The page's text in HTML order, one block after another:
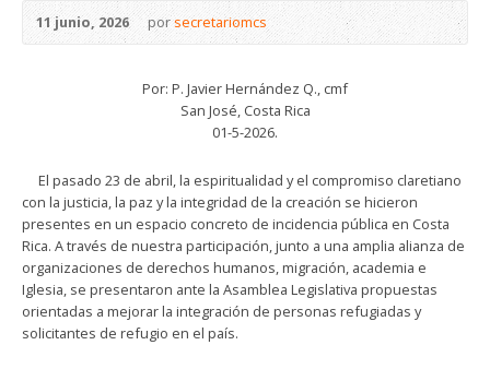
11 junio, 2026 porsecretariomcs
Por: P. Javier Hernández Q., cmf
San José, Costa Rica
01-5-2026.
El pasado 23 de abril, la espiritualidad y el compromiso claretiano
con la justicia, la paz y la integridad de la creación se hicieron
presentes en un espacio concreto de incidencia pública en Costa
Rica. A través de nuestra participación, junto a una amplia alianza de
organizaciones de derechos humanos, migración, academia e
Iglesia, se presentaron ante la Asamblea Legislativa propuestas
orientadas a mejorar la integración de personas refugiadas y
solicitantes de refugio en el país.